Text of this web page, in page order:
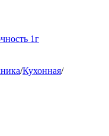
1г
/Кухонная/